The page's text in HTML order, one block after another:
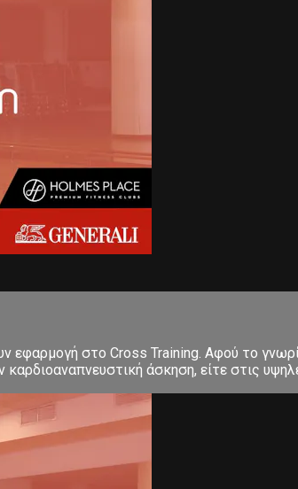
εφαρμογή στο Cross Training. Αφού το
άσκηση, είτε στις